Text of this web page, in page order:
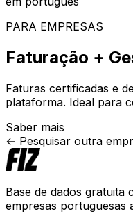
PARA EMPRESAS
Faturação +
Faturas certificadas e
plataforma. Ideal para
Saber mais
← Pesquisar outra
Base de dados gratuita
empresas portuguesas